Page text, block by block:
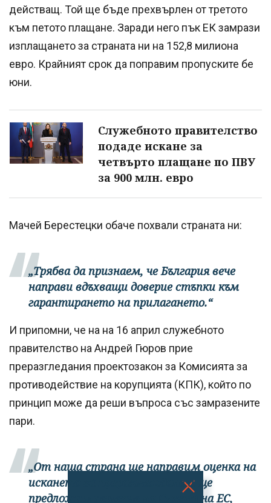
действащ. Той ще бъде прехвърлен от третото
към петото плащане. Заради него пък ЕК замрази
изплащането за страната ни на 152,8 милиона
евро. Крайният срок да поправим пропуските бе
юни.
Служебното правителство
подаде искане за
четвърто плащане по ПВУ
за 900 млн. евро
Мачей Берестецки обаче похвали страната ни:
„Трябва да признаем, че България вече
направи вдъхващи доверие стъпки към
гарантирането на прилагането.“
И припомни, че на на 16 април служебното
правителство на Андрей Гюров прие
преразгледания проектозакон за Комисията за
противодействие на корупцията (КПК), който по
принцип може да реши въпроса със замразените
пари.
„От наша страна ще направим оценка на
искането за преразглеждане и ще
предложим решение на Съвета на ЕС,